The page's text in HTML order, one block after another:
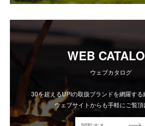
WEB
ウェブカタログ
30を超えるUPIの取扱ブランドを網羅する
ウェブサイトからも手軽にご覧頂